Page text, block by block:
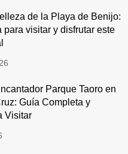
de la Playa de Benijo:
para visitar y disfrutar este
Parque Taoro en
Guía Completa y
Visitar